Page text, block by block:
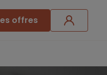
offres